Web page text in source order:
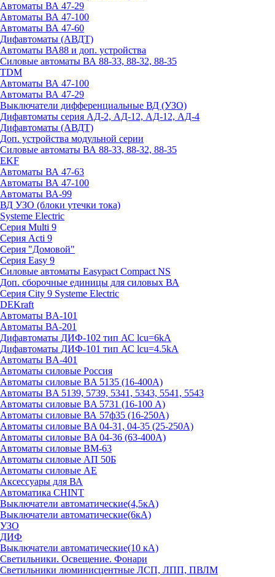
Автоматы ВА 47-29
Автоматы ВА 47-100
Автоматы ВА 47-60
Дифавтоматы (АВДТ)
Автоматы ВА88 и доп. устройства
Силовые автоматы ВА 88-33, 88-32, 88-35
TDM
Автоматы ВА 47-100
Автоматы ВА 47-29
Выключатели дифференциальные ВД (УЗО)
Дифавтоматы серия АД-2, АД-12, АД-12, АД-4
Дифавтоматы (АВДТ)
Доп. устройства модульной серии
Силовые автоматы ВА 88-33, 88-32, 88-35
EKF
Автоматы ВА 47-63
Автоматы ВА 47-100
Автоматы ВА-99
ВД УЗО (блоки утечки тока)
Systeme Electric
Серия Multi 9
Серия Acti 9
Серия "Домовой"
Серия Easy 9
Силовые автоматы Easypact Compact NS
Доп. сборочные единицы для силовых ВА
Серия City 9 Systeme Electric
DEKraft
Автоматы BA-101
Автоматы ВА-201
Дифавтоматы ДИФ-102 тип АС lcu=6kA
Дифавтоматы ДИФ-101 тип АС lcu=4.5kA
Автоматы BA-401
Автоматы силовые Россия
Автоматы силовые BA 5135 (16-400А)
Автоматы BA 5139, 5739, 5341, 5343, 5541, 5543
Автоматы силовые BA 5731 (16-100 А)
Автоматы силовые ВА 57ф35 (16-250А)
Автоматы силовые BA 04-31, 04-35 (25-250А)
Автоматы силовые BA 04-36 (63-400А)
Автоматы силовые ВМ-63
Автоматы силовые АП 50Б
Автоматы силовые АЕ
Аксессуары для ВА
Автоматика CHINT
Выключатели автоматические(4,5кА)
Выключатели автоматические(6кА)
УЗО
ДИФ
Выключатели автоматические(10 кА)
Светильники. Освещение. Фонари
Светильники люминисцентные ЛСП, ЛПП, ПВЛМ